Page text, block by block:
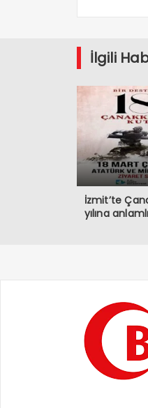
İlgili
İzmit’te
yılına